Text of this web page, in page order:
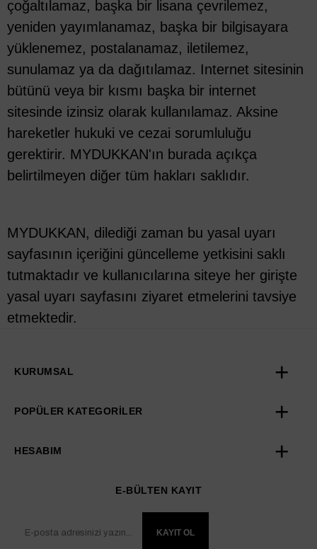
çoğaltılamaz, başka bir lisana çevrilemez,
yeniden yayımlanamaz, başka bir bilgisayara
yüklenemez, postalanamaz, iletilemez,
sunulamaz ya da dağıtılamaz. Internet sitesinin
bütünü veya bir kısmı başka bir internet
sitesinde izinsiz olarak kullanılamaz. Aksine
hareketler hukuki ve cezai sorumluluğu
gerektirir. MYDUKKAN'ın burada açıkça
belirtilmeyen diğer tüm hakları saklıdır.
MYDUKKAN, dilediği zaman bu yasal uyarı
sayfasının içeriğini güncelleme yetkisini saklı
tutmaktadır ve kullanıcılarına siteye her girişte
yasal uyarı sayfasını ziyaret etmelerini tavsiye
etmektedir.
KURUMSAL
POPÜLER KATEGORİLER
HESABIM
E-BÜLTEN KAYIT
KAYIT OL